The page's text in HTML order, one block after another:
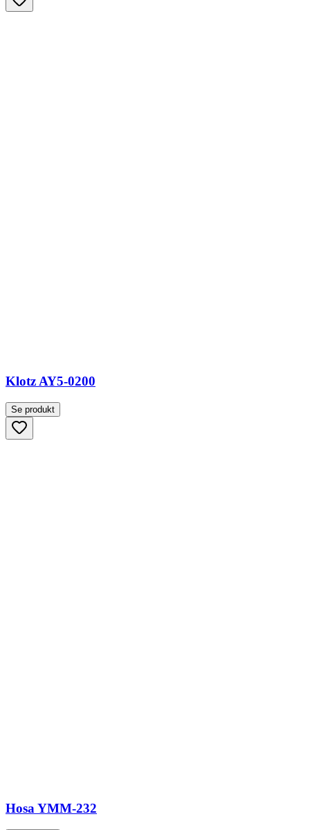
Klotz AY5-0200
Se produkt
Hosa YMM-232